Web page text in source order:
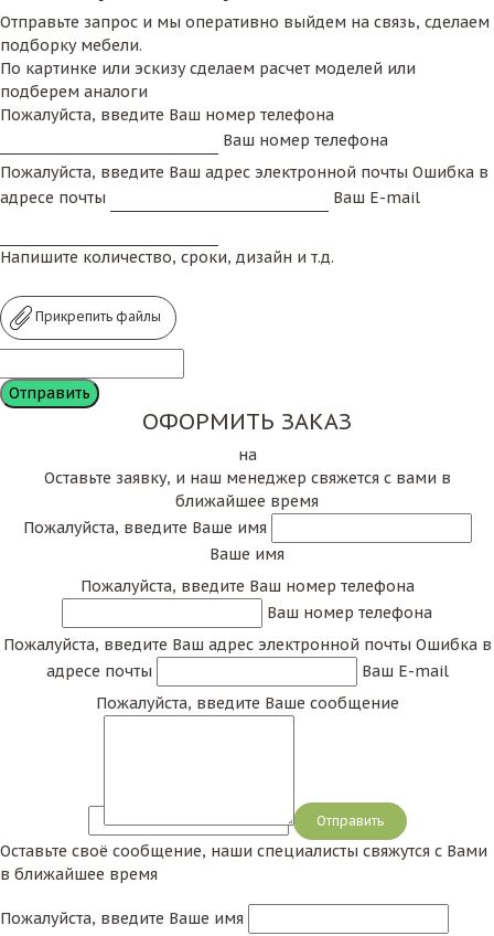
Отправьте запрос и мы оперативно выйдем на связь, сделаем
подборку мебели.
По картинке или эскизу сделаем расчет моделей или
подберем аналоги
Пожалуйста, введите Ваш номер телефона
Ваш номер телефона
Пожалуйста, введите Ваш адрес электронной почты Ошибка в
адресе почты
Ваш E-mail
Напишите количество, сроки, дизайн и т.д.
Прикрепить файлы
ОФОРМИТЬ ЗАКАЗ
на
Оставьте заявку, и наш менеджер свяжется с вами в
ближайшее время
Пожалуйста, введите Ваше имя
Ваше имя
Пожалуйста, введите Ваш номер телефона
Ваш номер телефона
Пожалуйста, введите Ваш адрес электронной почты Ошибка в
адресе почты
Ваш E-mail
Пожалуйста, введите Ваше сообщение
Сообщение
Оставьте своё сообщение, наши специалисты свяжутся с Вами
в ближайшее время
Пожалуйста, введите Ваше имя